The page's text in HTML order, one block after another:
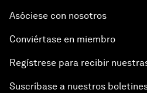
Asóciese con nosotros
Conviértase en miembro
Regístrese para recibir
Suscríbase a nuestros